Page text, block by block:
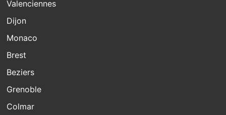
Valenciennes
Dijon
Monaco
Brest
Beziers
Grenoble
Colmar